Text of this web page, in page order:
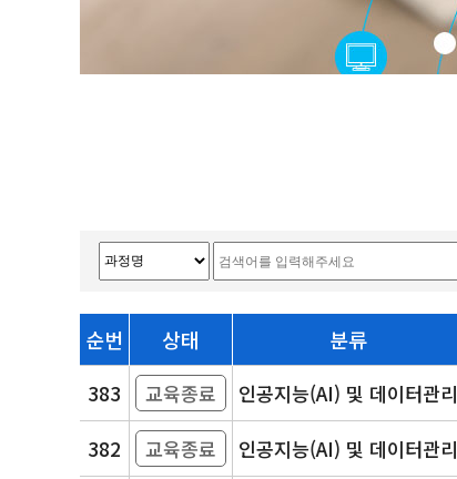
순번 상태 분류
383 교육종료 인공지능(AI) 및 데이터관리
382
교육종료 인공지능(AI) 및 데이터관리